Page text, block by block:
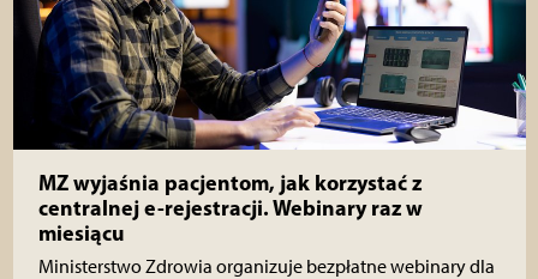
MZ wyjaśnia pacjentom, jak korzystać z
centralnej e-rejestracji. Webinary raz w
miesiącu
Ministerstwo Zdrowia organizuje bezpłatne webinary dla